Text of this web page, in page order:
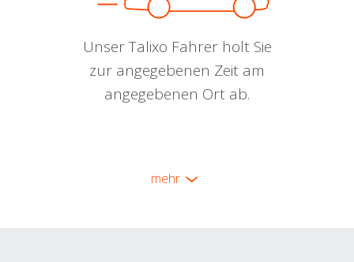
Unser Talixo Fahrer holt Sie
zur angegebenen Zeit am
angegebenen Ort ab.
mehr